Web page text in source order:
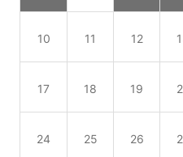
10 11 12
17 18 19
24 25 26